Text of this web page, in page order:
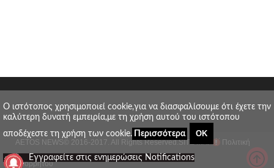
AETOS NEWS © 2016-2017. All Rights Reserved.SITE MAP Πολιτική
απορρήτου
O ιστότοπος χρησιμοποιεί cookie,για να διασφαλίσουμε ότι έχετε την
καλύτερη δυνατή εμπειρία,με τη χρήση αυτού του ιστότοπου
αποδέχεστε τη χρήση των cookie.
Περισσότερα ΟΚ
_ Εγγραφείτε στις ενημερώσεις Notifications